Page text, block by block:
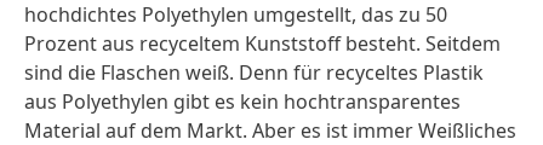
hochdichtes Polyethylen umgestellt, das zu 50
Prozent aus recyceltem Kunststoff besteht. Seitdem
sind die Flaschen weiß. Denn für recyceltes Plastik
aus Polyethylen gibt es kein hochtransparentes
Material auf dem Markt. Aber es ist immer Weißliches